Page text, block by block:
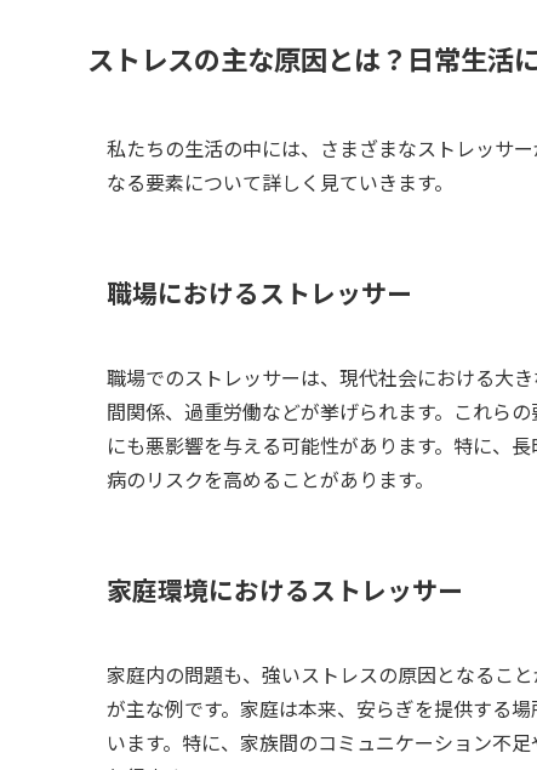
ストレスの主な原因とは？日常生活
私たちの生活の中には、さまざまなストレッサ
なる要素について詳しく見ていきます。
職場におけるストレッサー
職場でのストレッサーは、現代社会における大
間関係、過重労働などが挙げられます。これら
にも悪影響を与える可能性があります。特に、
病のリスクを高めることがあります。
家庭環境におけるストレッサー
家庭内の問題も、強いストレスの原因となるこ
が主な例です。家庭は本来、安らぎを提供する
います。特に、家族間のコミュニケーション不